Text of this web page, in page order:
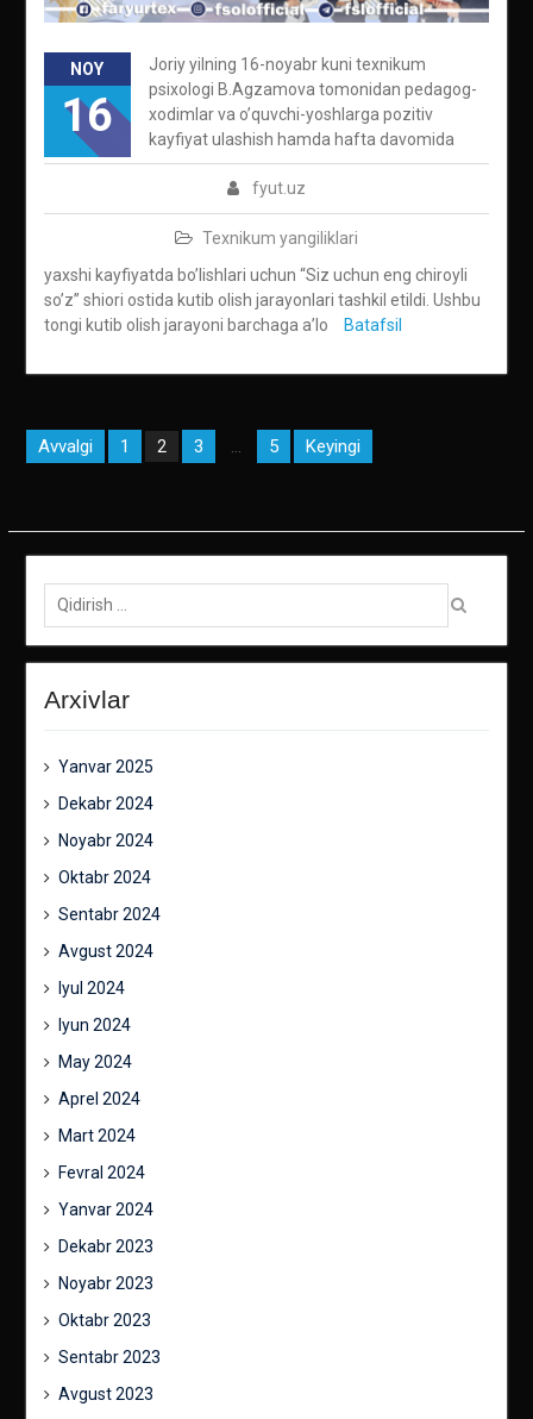
NOY
16
fyut.uz
Texnikum yangiliklari
Joriy yilning 16-noyabr kuni texnikum
psixologi B.Agzamova tomonidan pedagog-
xodimlar va o’quvchi-yoshlarga pozitiv
kayfiyat ulashish hamda hafta davomida
yaxshi kayfiyatda bo’lishlari uchun “Siz uchun eng chiroyli
so’z” shiori ostida kutib olish jarayonlari tashkil etildi. Ushbu
tongi kutib olish jarayoni barchaga a’lo
Batafsil
Maqolalar
bo‘yicha
Avvalgi 1 2 3 5 Keyingi
Qidirish:
Arxivlar
Yanvar 2025
Dekabr 2024
Noyabr 2024
Oktabr 2024
Sentabr 2024
Avgust 2024
Iyul 2024
Iyun 2024
May 2024
Aprel 2024
Mart 2024
Fevral 2024
Yanvar 2024
Dekabr 2023
Noyabr 2023
Oktabr 2023
Sentabr 2023
Avgust 2023